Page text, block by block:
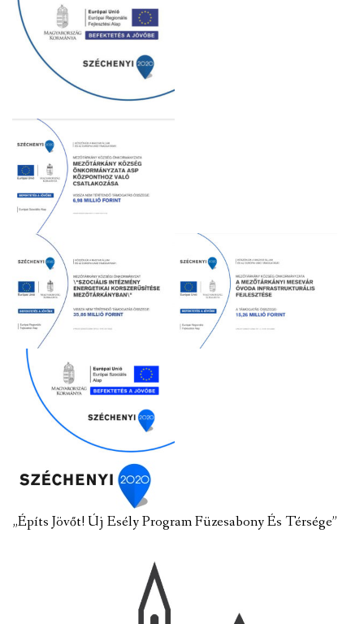
„Építs Jövőt! Új Esély Program Füzesabony És Térsége”